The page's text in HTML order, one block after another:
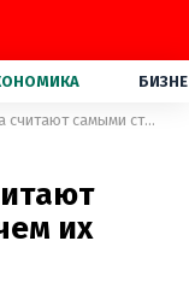
Эти знаки зодиака считают самыми стойкими: в чем их секрет
их